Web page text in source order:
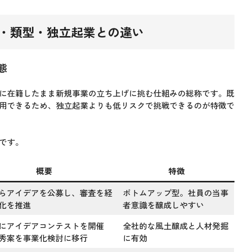
類型・独立起業との違い
在籍したまま新規事業の立ち上げに挑む仕組みの総称です。既
できるため、独立起業よりも低リスクで挑戦できるのが特徴で
す。
概要 特徴
アイデアを公募し、審査を経
を推進
ボトムアップ型。社員の当事
者意識を醸成しやすい
アイデアコンテストを開催
案を事業化検討に移行
全社的な風土醸成と人材発掘
に有効